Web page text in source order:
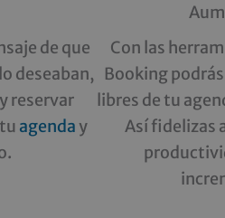
de que
deseaban,
reservar
agenda y
Con las
Booking
libres de tu
Así fidelizas